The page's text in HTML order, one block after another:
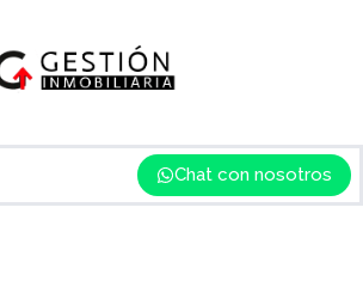
Chat con nosotros